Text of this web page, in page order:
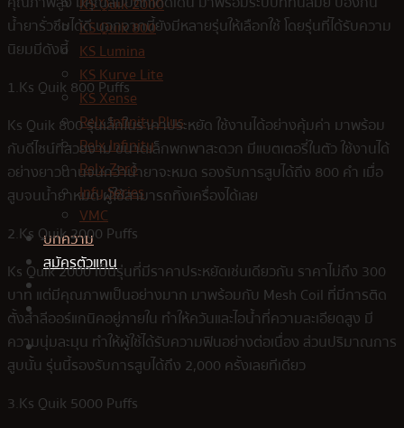
KS Quik 800
KS Lumina
KS Kurve Lite
KS Xense
Relx Infinity Plus
Relx Infinity
Relx Zero
Infy Series
VMC
บทความ
สมัครตัวแทน
น้ำยารั่วซึมได้ดี นอกจากนี้ยังมีหลายรุ่นให้เลือกใช้ โดยรุ่นที่ได้รับความ
นิยมมีดังนี้
1.Ks Quik 800 Puffs
Ks Quik 800 รุ่นเล็กในราคาประหยัด ใช้งานได้อย่างคุ้มค่า มาพร้อม
กับดีไซน์ที่สวยงาม ขนาดเล็กพกพาสะดวก มีแบตเตอรี่ในตัว ใช้งานได้
อย่างยาวนานจนกว่าน้ำยาจะหมด รองรับการสูบได้ถึง 800 คำ เมื่อ
สูบจนน้ำยาหมด ผู้ใช้สามารถทิ้งเครื่องได้เลย
2.Ks Quik 2000 Puffs
Ks Quik 2000 เป็นรุ่นที่มีราคาประหยัดเช่นเดียวกัน ราคาไม่ถึง 300
บาท แต่มีคุณภาพเป็นอย่างมาก มาพร้อมกับ Mesh Coil ที่มีการติด
ตั้งสำลีออร์แกนิคอยู่ภายใน ทำให้ควันและไอน้ำที่ความละเอียดสูง มี
ความนุ่มละมุน ทำให้ผู้ใช้ได้รับความฟินอย่างต่อเนื่อง ส่วนปริมาณการ
สูบนั้น รุ่นนี้รองรับการสูบได้ถึง 2,000 ครั้งเลยทีเดียว
3.Ks Quik 5000 Puffs